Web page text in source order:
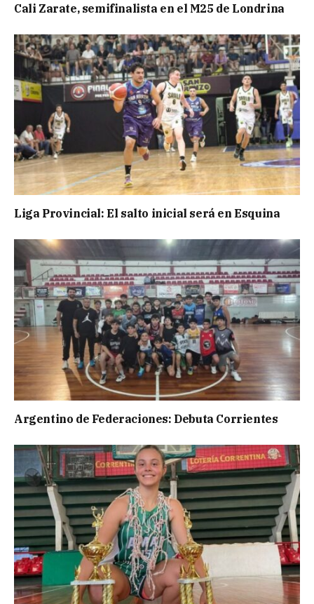
Cali Zarate, semifinalista en el M25 de Londrina
Liga Provincial: El salto inicial será en Esquina
Argentino de Federaciones: Debuta Corrientes